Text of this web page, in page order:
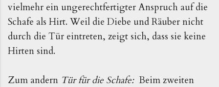
vielmehr ein ungerechtfertigter Anspruch auf die
Schafe als Hirt. Weil die Diebe und Räuber nicht
durch die Tür eintreten, zeigt sich, dass sie keine
Hirten sind.
Zum andern Tür für die Schafe: Beim zweiten